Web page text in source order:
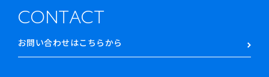
CONTACT
お問い合わせはこちらから